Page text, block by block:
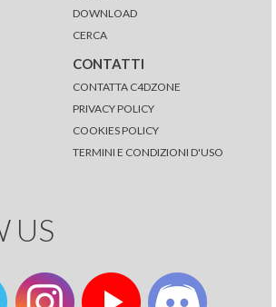
DOWNLOAD
CERCA
CONTATTI
CONTATTA C4DZONE
PRIVACY POLICY
COOKIES POLICY
TERMINI E CONDIZIONI D'USO
US